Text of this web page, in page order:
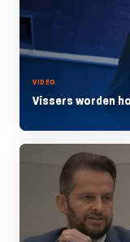
VIDEO
Vissers worden